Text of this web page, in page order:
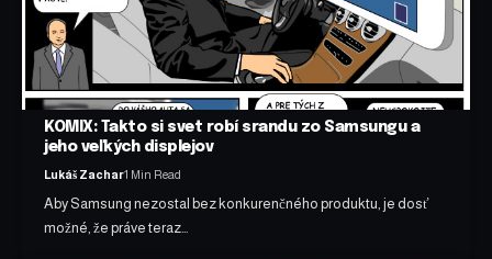
KOMIX: Takto si svet robí srandu zo Samsungu a
jeho veľkých displejov
Lukáš Zachar1 Min Read
Aby Samsung nezostal bez konkurenčného produktu, je dosť
možné, že práve teraz…